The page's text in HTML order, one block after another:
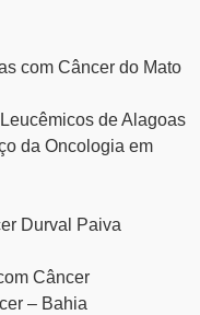
com Câncer do Mato
de Alagoas
da Oncologia em
Durval Paiva
Câncer
– Bahia